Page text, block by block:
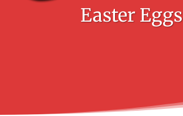
Easter Eggs